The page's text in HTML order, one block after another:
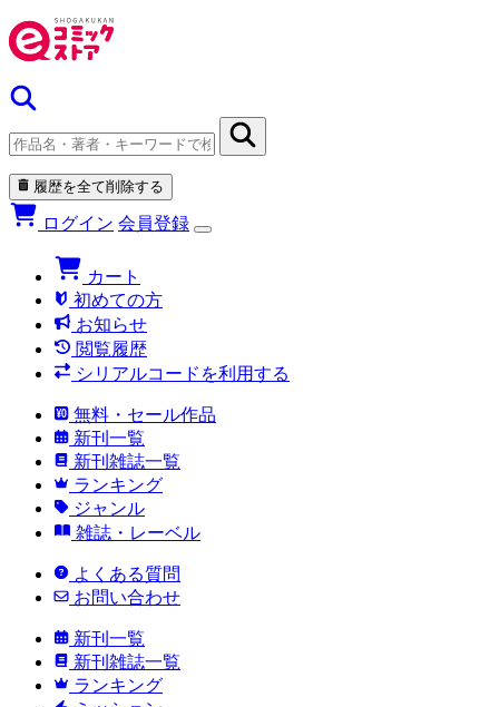
履歴を全て削除する
ログイン 会員登録
カート
初めての方
お知らせ
閲覧履歴
シリアルコードを利用する
無料・セール作品
新刊一覧
新刊雑誌一覧
ランキング
ジャンル
雑誌・レーベル
よくある質問
お問い合わせ
新刊一覧
新刊雑誌一覧
ランキング